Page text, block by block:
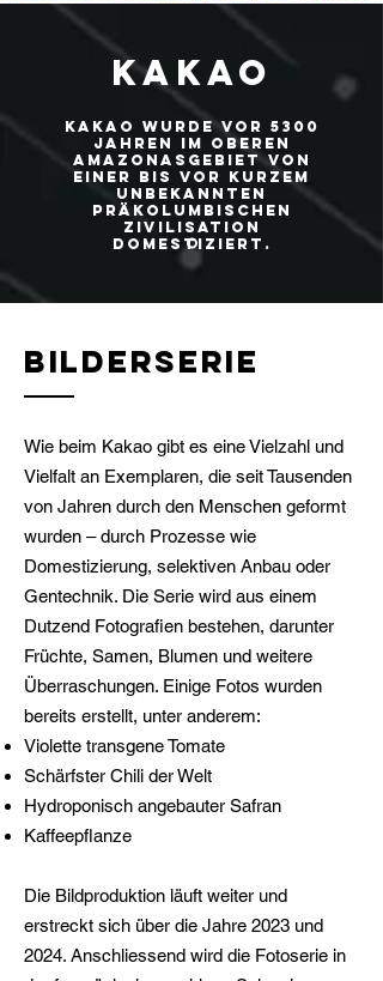
KAKAO
Kakao wurde vor 5300
Jahren im oberen
Amazonasgebiet von
einer bis vor kurzem
unbekannten
präkolumbischen
Zivilisation
domestiziert.
Bilderserie
Wie beim Kakao gibt es eine Vielzahl und
Vielfalt an Exemplaren, die seit Tausenden
von Jahren durch den Menschen geformt
wurden – durch Prozesse wie
Domestizierung, selektiven Anbau oder
Gentechnik. Die Serie wird aus einem
Dutzend Fotografien bestehen, darunter
Früchte, Samen, Blumen und weitere
Überraschungen. Einige Fotos wurden
bereits erstellt, unter anderem:
Violette transgene Tomate
Schärfster Chili der Welt
Hydroponisch angebauter Safran
Kaffeepflanze
Die Bildproduktion läuft weiter und
erstreckt sich über die Jahre 2023 und
2024. Anschliessend wird die Fotoserie in